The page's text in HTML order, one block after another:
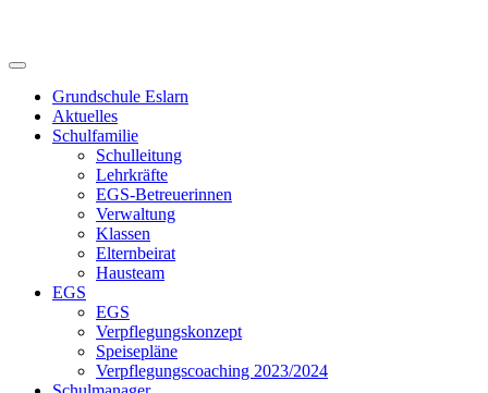
Grundschule Eslarn
Aktuelles
Schulfamilie
Schulleitung
Lehrkräfte
EGS-Betreuerinnen
Verwaltung
Klassen
Elternbeirat
Hausteam
EGS
EGS
Verpflegungskonzept
Speisepläne
Verpflegungscoaching 2023/2024